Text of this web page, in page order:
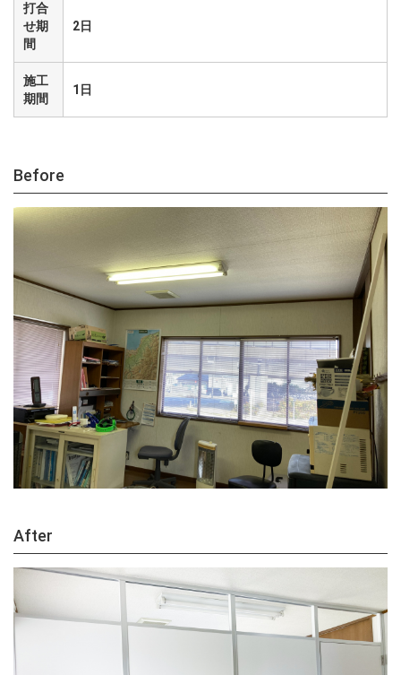
打合
せ期
間
2日
施工
期間
1日
Before
After